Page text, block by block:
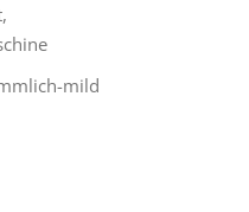
mild